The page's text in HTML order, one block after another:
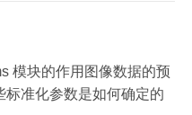
模块的作用图像数据的预
准化参数是如何确定的